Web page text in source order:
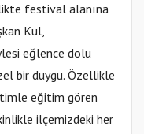
festival alanına
Kul,
eğlence dolu
bir duygu. Özellikle
eğitim gören
ilçemizdeki her